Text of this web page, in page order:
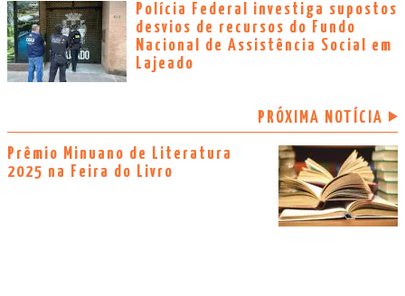
Polícia Federal investiga supostos
desvios de recursos do Fundo
Nacional de Assistência Social em
Lajeado
PRÓXIMA NOTÍCIA
Prêmio Minuano de Literatura
2025 na Feira do Livro